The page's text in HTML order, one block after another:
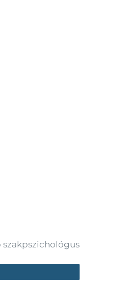
szakpszichológus